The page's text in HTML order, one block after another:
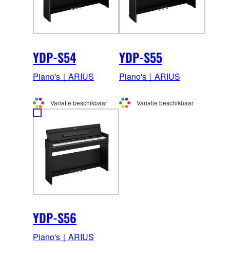
YDP-S54
Piano's｜ARIUS
Variatie beschikbaar
YDP-S55
Piano's｜ARIUS
Variatie beschikbaar
YDP-S56
Piano's｜ARIUS